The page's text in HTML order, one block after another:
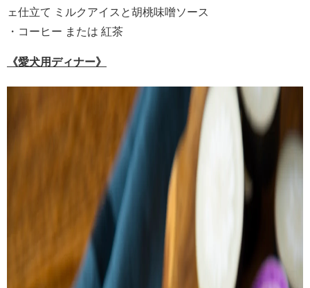
ェ仕立て ミルクアイスと胡桃味噌ソース
・コーヒー または 紅茶
《愛犬用ディナー》